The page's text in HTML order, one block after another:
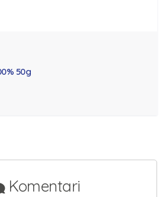
50g
Komentari